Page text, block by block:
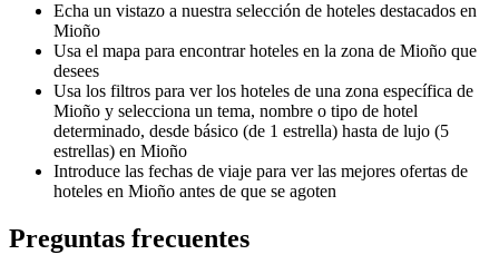
Echa un vistazo a nuestra selección de hoteles destacados en
Mioño
Usa el mapa para encontrar hoteles en la zona de Mioño que
desees
Usa los filtros para ver los hoteles de una zona específica de
Mioño y selecciona un tema, nombre o tipo de hotel
determinado, desde básico (de 1 estrella) hasta de lujo (5
estrellas) en Mioño
Introduce las fechas de viaje para ver las mejores ofertas de
hoteles en Mioño antes de que se agoten
Preguntas frecuentes